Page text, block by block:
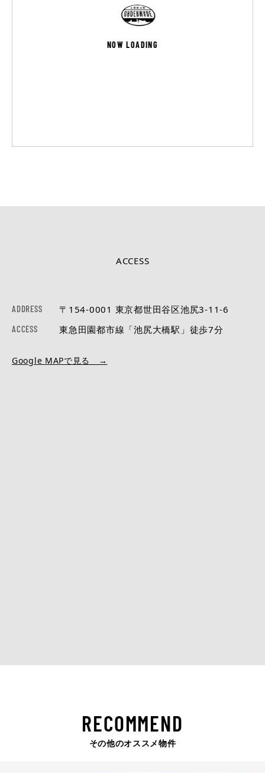
NOW LOADING
ACCESS
ADDRESS 〒154-0001 東京都世田谷区池尻3-11-6
ACCESS 東急田園都市線「池尻大橋駅」徒歩7分
Google MAPで見る →
RECOMMEND
その他のオススメ物件